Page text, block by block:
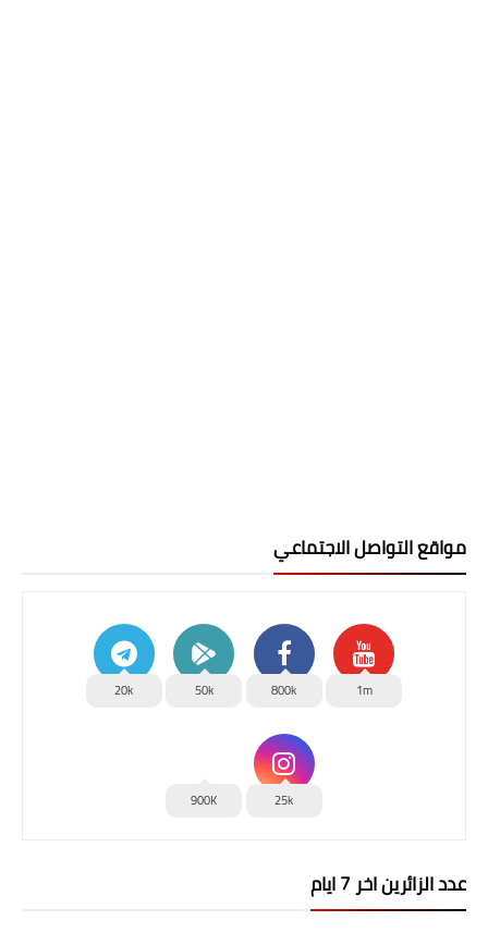
مواقع التواصل الاجتماعي
1m
800k
50k
20k
25k
900K
عدد الزائرين اخر 7 ايام